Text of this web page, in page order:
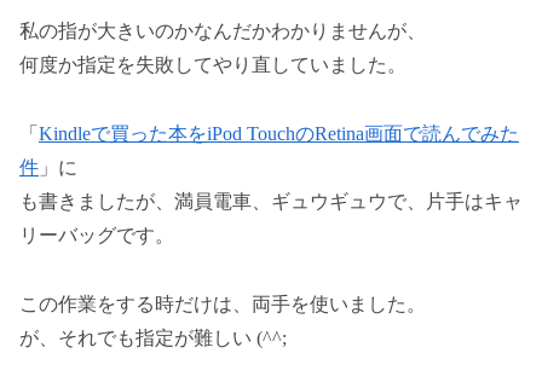
私の指が大きいのかなんだかわかりませんが、
何度か指定を失敗してやり直していました。
「 Kindleで買った本をiPod TouchのRetina画面で読んでみた
件 」に
も書きましたが、満員電車、ギュウギュウで、片手はキャ
リーバッグです。
この作業をする時だけは、両手を使いました。
が、それでも指定が難しい (^^;